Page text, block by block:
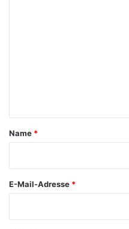
a
Name *
E-Mail-Adresse *